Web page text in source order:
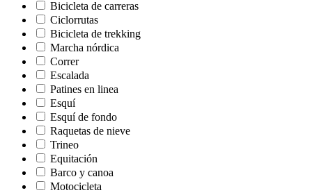
Bicicleta de carreras
Ciclorrutas
Bicicleta de trekking
Marcha nórdica
Correr
Escalada
Patines en linea
Esquí
Esquí de fondo
Raquetas de nieve
Trineo
Equitación
Barco y canoa
Motocicleta